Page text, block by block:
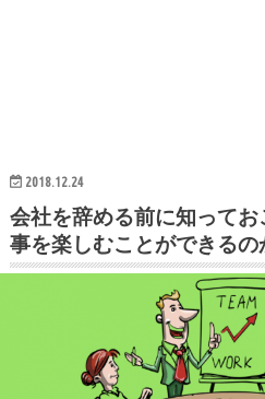
2018.12.24
会社を辞める前に知って
事を楽しむことができるの